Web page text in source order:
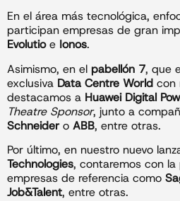
En el área más tecnológica,
participan empresas de gran
Evolutioe Ionos.
Asimismo, en el pabellón 7, que
exclusiva Data Centre World con
destacamos a Huawei Digital
Theatre Sponsor, junto a
Schneidero ABB, entre otras.
Por último, en nuestro nuevo
Technologies, contaremos con
empresas de referencia como
Job&Talent, entre otras.